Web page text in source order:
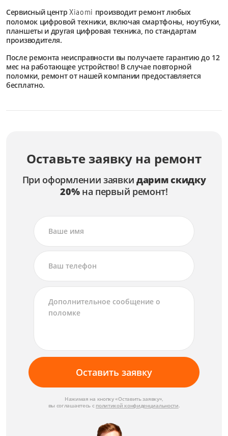
Сервисный центрXiaomi производит ремонт любых
поломок цифровой техники, включая смартфоны, ноутбуки,
планшеты и другая цифровая техника, по стандартам
производителя.
После ремонта неисправности вы получаете гарантию до 12
мес на работающее устройство! В случае повторной
поломки, ремонт от нашей компании предоставляется
бесплатно.
Оставьте заявку на ремонт
При оформлении заявки дарим скидку
20%на первый ремонт!
Оставить заявку
Нажимая на кнопку «Оставить заявку»,
вы соглашаетесь с политикой конфиденциальности.